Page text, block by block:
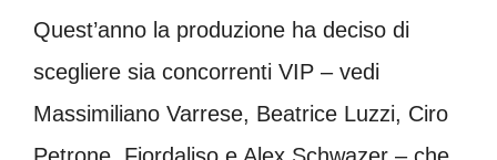
Quest’anno la produzione ha deciso di
scegliere sia concorrenti VIP – vedi
Massimiliano Varrese, Beatrice Luzzi, Ciro